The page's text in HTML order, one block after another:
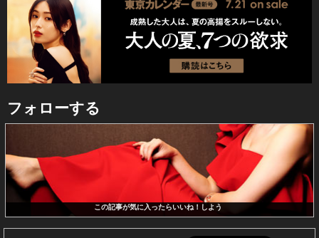
フォローする
この記事が気に入ったらいいね！しよう